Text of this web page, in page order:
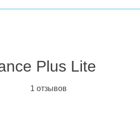
Plus Lite
1 отзывов